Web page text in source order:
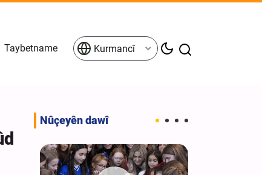
Taybetname Kurmancî
Nûçeyên dawî